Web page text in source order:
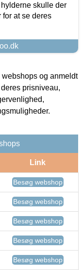
skulle der
at se deres
og anmeldt
prisniveau,
Link
Besøg webshop
Besøg webshop
Besøg webshop
Besøg webshop
Besøg webshop